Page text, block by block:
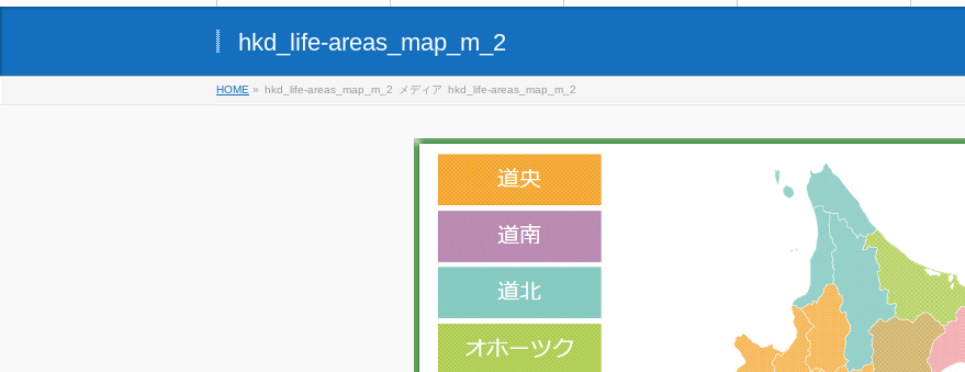
hkd_life-areas_map_m_2
HOME » hkd_life-areas_map_m_2 メディア hkd_life-areas_map_m_2